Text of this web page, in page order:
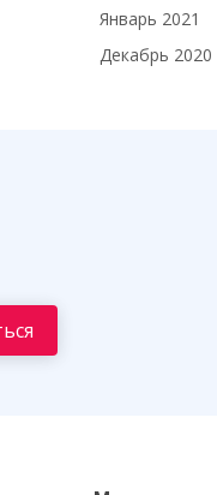
Январь 2021
Декабрь 2020